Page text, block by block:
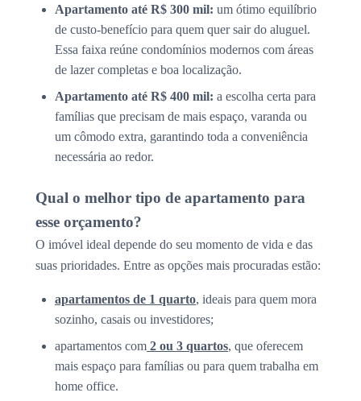
Apartamento até R$ 300 mil: um ótimo equilíbrio
de custo-benefício para quem quer sair do aluguel.
Essa faixa reúne condomínios modernos com áreas
de lazer completas e boa localização.
Apartamento até R$ 400 mil: a escolha certa para
famílias que precisam de mais espaço, varanda ou
um cômodo extra, garantindo toda a conveniência
necessária ao redor.
Qual o melhor tipo de apartamento para
esse orçamento?
O imóvel ideal depende do seu momento de vida e das
suas prioridades. Entre as opções mais procuradas estão:
apartamentos de 1 quarto, ideais para quem mora
sozinho, casais ou investidores;
apartamentos com 2 ou 3 quartos, que oferecem
mais espaço para famílias ou para quem trabalha em
home office.